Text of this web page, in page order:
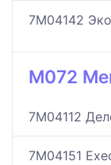
7M04142
M072
7M04112
7M04151